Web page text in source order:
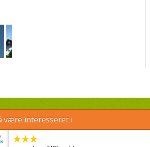
være interesseret i